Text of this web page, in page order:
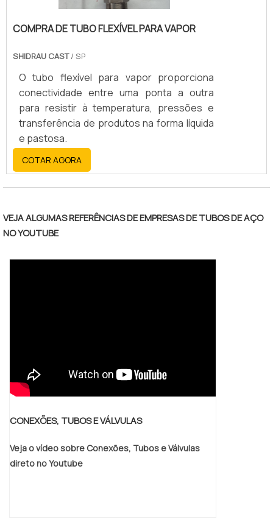
COMPRA DE TUBO FLEXÍVEL PARA VAPOR
SHIDRAU CAST/ SP
O tubo flexível para vapor proporciona
conectividade entre uma ponta a outra
para resistir à temperatura, pressões e
transferência de produtos na forma líquida
e pastosa.
COTAR AGORA
VEJA ALGUMAS REFERÊNCIAS DE EMPRESAS DE TUBOS DE AÇO
NO YOUTUBE
CONEXÕES, TUBOS E VÁLVULAS
Veja o vídeo sobre Conexões, Tubos e Válvulas
direto no Youtube